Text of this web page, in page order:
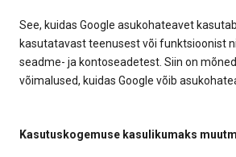
See, kuidas Google asukohateavet
kasutatavast teenusest või funktsioonist
seadme- ja kontoseadetest. Siin on
võimalused, kuidas Google võib
Kasutuskogemuse kasulikumaks